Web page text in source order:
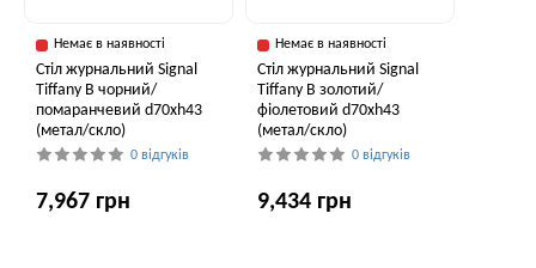
Немає в наявності
Стіл журнальний Signal
Tiffany B чорний/
помаранчевий d70хh43
(метал/скло)
0 відгуків
7,967 грн
Немає в наявності
Стіл журнальний Signal
Tiffany B золотий/
фіолетовий d70хh43
(метал/скло)
0 відгуків
9,434 грн